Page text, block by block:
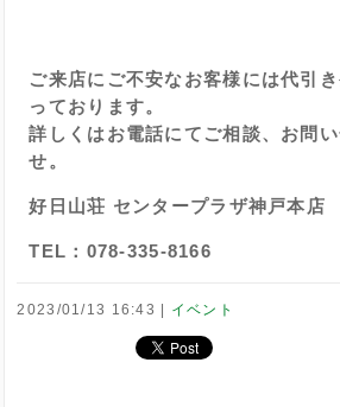
ご来店にご不安なお客様には代引
っております。
詳しくはお電話にてご相談、お問
せ。
好日山荘 センタープラザ神戸本店
TEL：078-335-8166
2023/01/13 16:43 イベント